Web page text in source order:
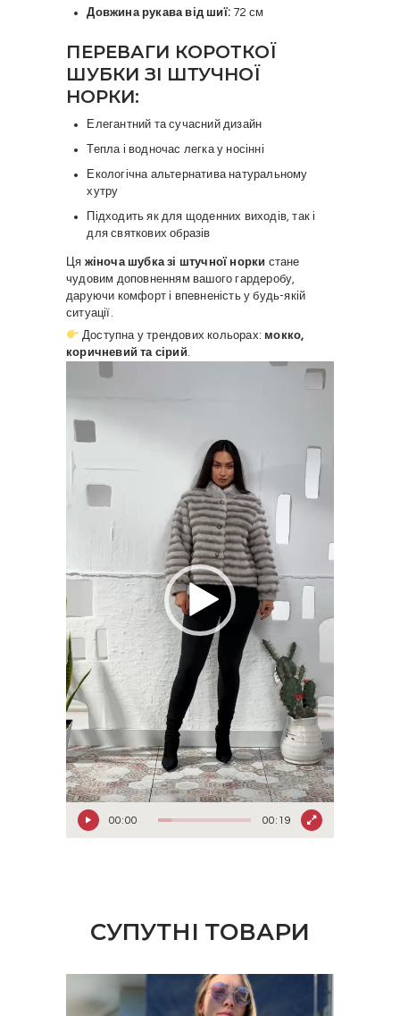
Довжина рукава від шиї: 72 см
ПЕРЕВАГИ КОРОТКОЇ
ШУБКИ ЗІ ШТУЧНОЇ
НОРКИ:
Елегантний та сучасний дизайн
Тепла і водночас легка у носінні
Екологічна альтернатива натуральному
хутру
Підходить як для щоденних виходів, так і
для святкових образів
Ця жіноча шубка зі штучної норки стане
чудовим доповненням вашого гардеробу,
даруючи комфорт і впевненість у будь-якій
ситуації.
Доступна у трендових кольорах: мокко,
коричневий та сірий.
00:00 00:19
СУПУТНІ ТОВАРИ